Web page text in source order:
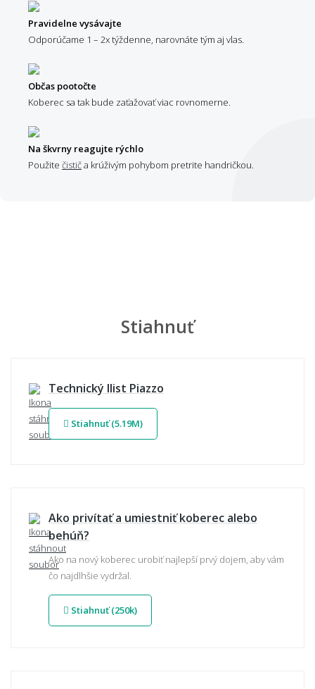
Pravidelne vysávajte
Odporúčame 1 – 2x týždenne, narovnáte tým aj vlas.
Občas pootočte
Koberec sa tak bude zaťažovať viac rovnomerne.
Na škvrny reagujte rýchlo
Použite čističa krúživým pohybom pretrite handričkou.
Stiahnuť
Technický llist Piazzo
Stiahnuť (5.19M)
Ako privítať a umiestniť koberec alebo
behúň?
Ako na nový koberec urobiť najlepší prvý dojem, aby vám
čo najdlhšie vydržal.
Stiahnuť (250k)